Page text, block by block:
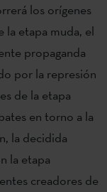
los orígenes
la etapa muda, el
propaganda
por la represión
de la etapa
en torno a la
la decidida
la etapa
creadores de